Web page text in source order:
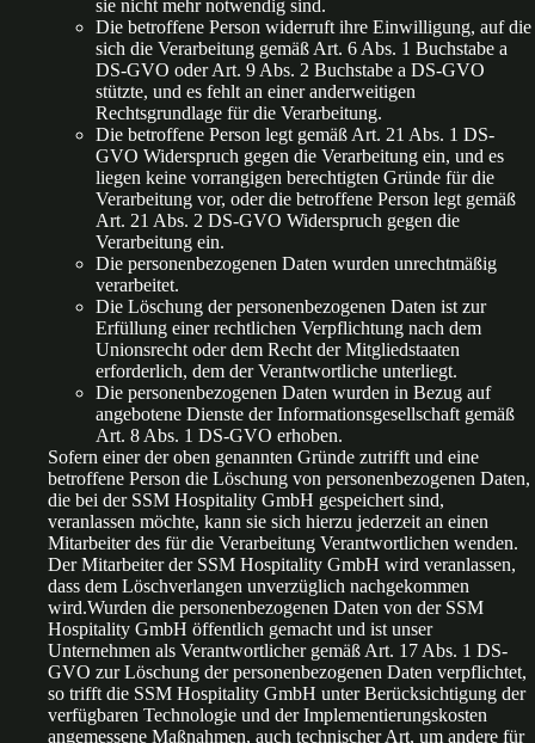
sie nicht mehr notwendig sind.
Die betroffene Person widerruft ihre Einwilligung, auf die
sich die Verarbeitung gemäß Art. 6 Abs. 1 Buchstabe a
DS-GVO oder Art. 9 Abs. 2 Buchstabe a DS-GVO
stützte, und es fehlt an einer anderweitigen
Rechtsgrundlage für die Verarbeitung.
Die betroffene Person legt gemäß Art. 21 Abs. 1 DS-
GVO Widerspruch gegen die Verarbeitung ein, und es
liegen keine vorrangigen berechtigten Gründe für die
Verarbeitung vor, oder die betroffene Person legt gemäß
Art. 21 Abs. 2 DS-GVO Widerspruch gegen die
Verarbeitung ein.
Die personenbezogenen Daten wurden unrechtmäßig
verarbeitet.
Die Löschung der personenbezogenen Daten ist zur
Erfüllung einer rechtlichen Verpflichtung nach dem
Unionsrecht oder dem Recht der Mitgliedstaaten
erforderlich, dem der Verantwortliche unterliegt.
Die personenbezogenen Daten wurden in Bezug auf
angebotene Dienste der Informationsgesellschaft gemäß
Art. 8 Abs. 1 DS-GVO erhoben.
Sofern einer der oben genannten Gründe zutrifft und eine
betroffene Person die Löschung von personenbezogenen Daten,
die bei der SSM Hospitality GmbH gespeichert sind,
veranlassen möchte, kann sie sich hierzu jederzeit an einen
Mitarbeiter des für die Verarbeitung Verantwortlichen wenden.
Der Mitarbeiter der SSM Hospitality GmbH wird veranlassen,
dass dem Löschverlangen unverzüglich nachgekommen
wird.Wurden die personenbezogenen Daten von der SSM
Hospitality GmbH öffentlich gemacht und ist unser
Unternehmen als Verantwortlicher gemäß Art. 17 Abs. 1 DS-
GVO zur Löschung der personenbezogenen Daten verpflichtet,
so trifft die SSM Hospitality GmbH unter Berücksichtigung der
verfügbaren Technologie und der Implementierungskosten
angemessene Maßnahmen, auch technischer Art, um andere für